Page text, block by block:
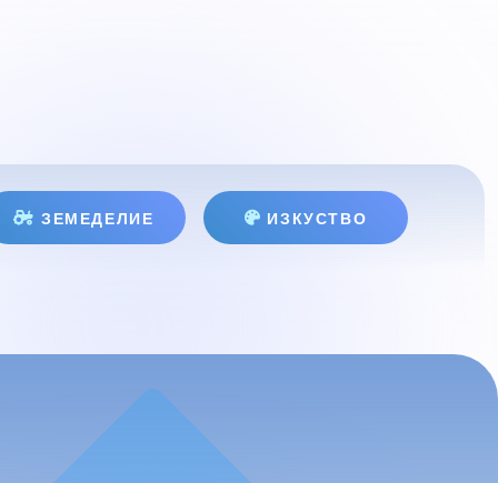
ЗЕМЕДЕЛИЕ ИЗКУСТВО